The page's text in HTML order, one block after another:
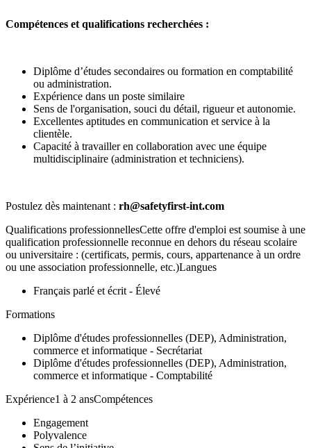
Compétences et qualifications recherchées :
Diplôme d’études secondaires ou formation en comptabilité
ou administration.
Expérience dans un poste similaire
Sens de l'organisation, souci du détail, rigueur et autonomie.
Excellentes aptitudes en communication et service à la
clientèle.
Capacité à travailler en collaboration avec une équipe
multidisciplinaire (administration et techniciens).
Postulez dès maintenant : rh@safetyfirst-int.com
Qualifications professionnellesCette offre d'emploi est soumise à une
qualification professionnelle reconnue en dehors du réseau scolaire
ou universitaire : (certificats, permis, cours, appartenance à un ordre
ou une association professionnelle, etc.)Langues
Français parlé et écrit - Élevé
Formations
Diplôme d'études professionnelles (DEP), Administration,
commerce et informatique - Secrétariat
Diplôme d'études professionnelles (DEP), Administration,
commerce et informatique - Comptabilité
Expérience1 à 2 ansCompétences
Engagement
Polyvalence